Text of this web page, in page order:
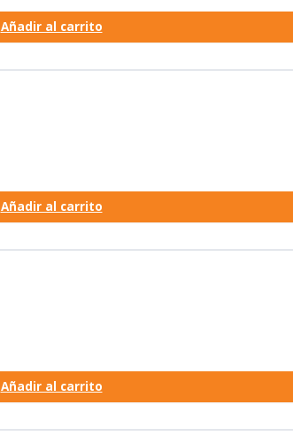
Añadir al carrito
Añadir al carrito
Añadir al carrito